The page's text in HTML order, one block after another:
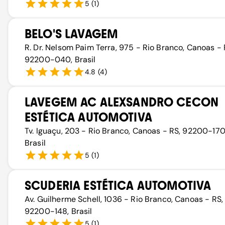
5 (1)
BELO'S LAVAGEM
R. Dr. Nelsom Paim Terra, 975 - Rio Branco, Canoas -
92200-040, Brasil
4.8 (4)
LAVEGEM AC ALEXSANDRO CECON
ESTÉTICA AUTOMOTIVA
Tv. Iguaçu, 203 - Rio Branco, Canoas - RS, 92200-
Brasil
5 (1)
SCUDERIA ESTÉTICA AUTOMOTIVA
Av. Guilherme Schell, 1036 - Rio Branco, Canoas - RS,
92200-148, Brasil